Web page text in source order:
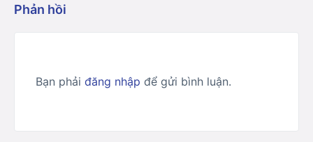
Phản hồi
Bạn phải đăng nhập để gửi bình luận.